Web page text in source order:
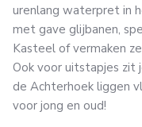
urenlang waterpret in
met gave glijbanen,
Kasteel of vermaken
Ook voor uitstapjes zit
de Achterhoek liggen
voor jong en oud!